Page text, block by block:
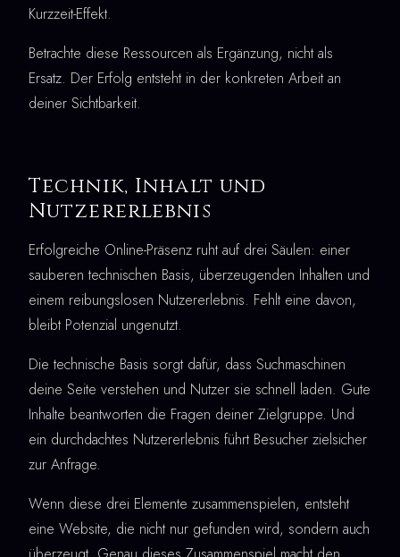
Kurzzeit-Effekt.
Betrachte diese Ressourcen als Ergänzung, nicht als
Ersatz. Der Erfolg entsteht in der konkreten Arbeit an
deiner Sichtbarkeit.
Technik, Inhalt und
Nutzererlebnis
Erfolgreiche Online-Präsenz ruht auf drei Säulen: einer
sauberen technischen Basis, überzeugenden Inhalten und
einem reibungslosen Nutzererlebnis. Fehlt eine davon,
bleibt Potenzial ungenutzt.
Die technische Basis sorgt dafür, dass Suchmaschinen
deine Seite verstehen und Nutzer sie schnell laden. Gute
Inhalte beantworten die Fragen deiner Zielgruppe. Und
ein durchdachtes Nutzererlebnis führt Besucher zielsicher
zur Anfrage.
Wenn diese drei Elemente zusammenspielen, entsteht
eine Website, die nicht nur gefunden wird, sondern auch